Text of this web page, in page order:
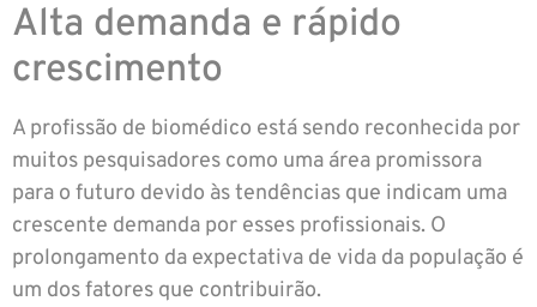
Alta demanda e rápido
crescimento
A profissão de biomédico está sendo reconhecida por
muitos pesquisadores como uma área promissora
para o futuro devido às tendências que indicam uma
crescente demanda por esses profissionais. O
prolongamento da expectativa de vida da população é
um dos fatores que contribuirão.